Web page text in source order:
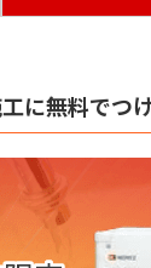
に無料でつ